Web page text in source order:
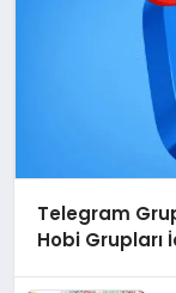
Telegram
Hobi Grupları